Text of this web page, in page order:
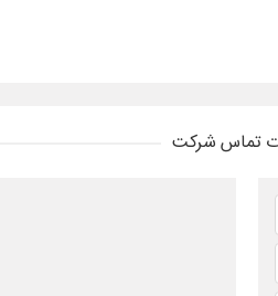
تماس شرکت